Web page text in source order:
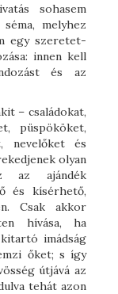
sohasem
melyhez
egy szeretet-
innen kell
és az
– családokat,
püspököket,
nevelőket és
olyan
az ajándék
és kísérhető,
Csak akkor
hívása, ha
imádság
őket; s így
útjává az
tehát azon